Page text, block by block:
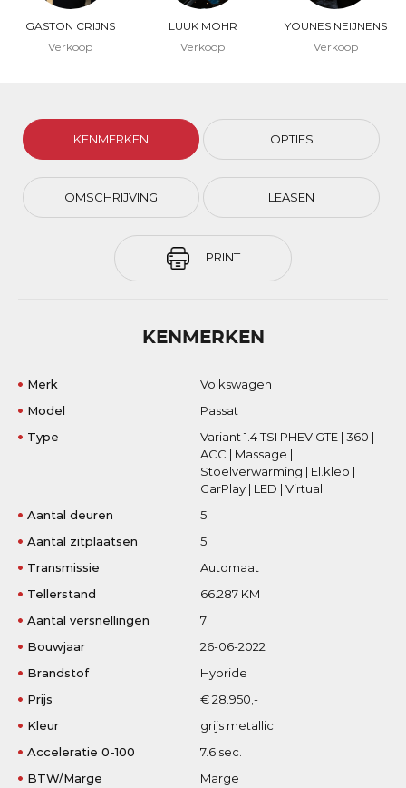
GASTON CRIJNS
Verkoop
LUUK MOHR
Verkoop
YOUNES NEIJNENS
Verkoop
KENMERKEN OPTIES
OMSCHRIJVING LEASEN
PRINT
KENMERKEN
Merk
Volkswagen
Model
Passat
Type
Variant 1.4 TSI PHEV GTE | 360 |
ACC | Massage |
Stoelverwarming | El.klep |
CarPlay | LED | Virtual
Aantal deuren
5
Aantal zitplaatsen
5
Transmissie
Automaat
Tellerstand
66.287 KM
Aantal versnellingen
7
Bouwjaar
26-06-2022
Brandstof
Hybride
Prijs
€ 28.950,-
Kleur
grijs metallic
Acceleratie 0-100
7.6 sec.
BTW/Marge
Marge